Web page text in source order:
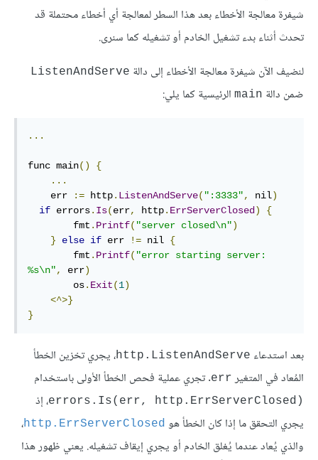
شيفرة معالجة الأخطاء بعد هذا السطر لمعالجة أي أخطاء محتملة قد
تحدث أثناء بدء تشغيل الخادم أو تشغيله كما سنرى.
لنضيف الآن شيفرة معالجة الأخطاء إلى دالة ListenAndServe
ضمن دالة main الرئيسية كما يلي:
...
func main()
{
...
    err
:= http. ListenAndServe( ":3333", nil)
if errors. Is(err, http. ErrServerClosed )
{
        fmt
. Printf( "server closed\n")
}
else if err != nil {
        fmt
. Printf( "error starting server:
%s\n", err)
        os
. Exit(1)
<^>}
}
بعد استدعاء http.ListenAndServe، يجري تخزين الخطأ
المُعاد في المتغير err. تجري عملية فحص الخطأ الأولى باستخدام
(errors.Is(err, http.ErrServerClosed
، إذ
يجري التحقق ما إذا كان الخطأ هو http.ErrServerClosed،
والذي يُعاد عندما يُغلق الخادم أو يجري إيقاف تشغيله. يعني ظهور هذا